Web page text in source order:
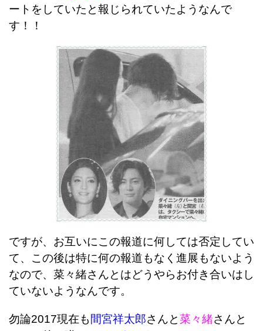
ートをしていたと報じられていたようなんで
す！！
ですが、お互いにこの報道に何しては否定してい
て、この後は特に何の報道もなく進展もないよう
なので、菜々緒さんとはどうやらお付き合いはし
ていないようなんです。
勿論2017現在も 間宮祥太郎さんと 菜々緒さんと